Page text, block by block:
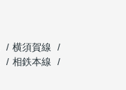
横須賀線
相鉄本線